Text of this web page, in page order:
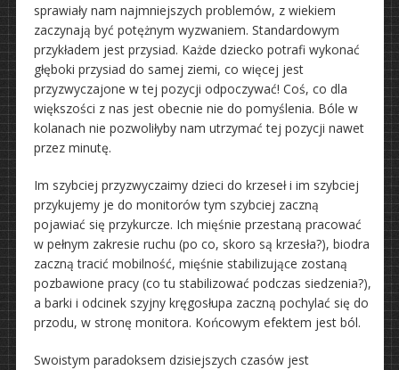
sprawiały nam najmniejszych problemów, z wiekiem
zaczynają być potężnym wyzwaniem. Standardowym
przykładem jest przysiad. Każde dziecko potrafi wykonać
głęboki przysiad do samej ziemi, co więcej jest
przyzwyczajone w tej pozycji odpoczywać! Coś, co dla
większości z nas jest obecnie nie do pomyślenia. Bóle w
kolanach nie pozwoliłyby nam utrzymać tej pozycji nawet
przez minutę.
Im szybciej przyzwyczaimy dzieci do krzeseł i im szybciej
przykujemy je do monitorów tym szybciej zaczną
pojawiać się przykurcze. Ich mięśnie przestaną pracować
w pełnym zakresie ruchu (po co, skoro są krzesła?), biodra
zaczną tracić mobilność, mięśnie stabilizujące zostaną
pozbawione pracy (co tu stabilizować podczas siedzenia?),
a barki i odcinek szyjny kręgosłupa zaczną pochylać się do
przodu, w stronę monitora. Końcowym efektem jest ból.
Swoistym paradoksem dzisiejszych czasów jest